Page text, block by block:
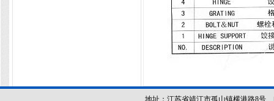
地址：江苏省靖江市孤山镇横港路8号